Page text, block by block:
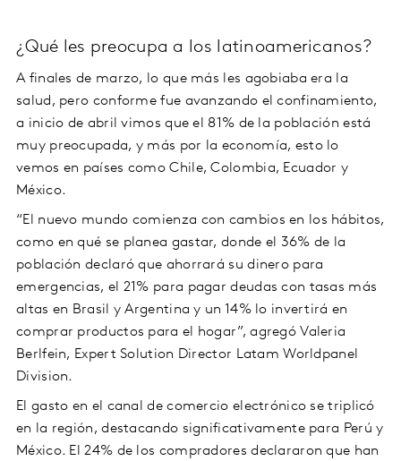
¿Qué les preocupa a los latinoamericanos?
A finales de marzo, lo que más les agobiaba era la
salud, pero conforme fue avanzando el confinamiento,
a inicio de abril vimos que el 81% de la población está
muy preocupada, y más por la economía, esto lo
vemos en países como Chile, Colombia, Ecuador y
México.
“El nuevo mundo comienza con cambios en los hábitos,
como en qué se planea gastar, donde el 36% de la
población declaró que ahorrará su dinero para
emergencias, el 21% para pagar deudas con tasas más
altas en Brasil y Argentina y un 14% lo invertirá en
comprar productos para el hogar”, agregó Valeria
Berlfein, Expert Solution Director Latam Worldpanel
Division.
El gasto en el canal de comercio electrónico se triplicó
en la región, destacando significativamente para Perú y
México. El 24% de los compradores declararon que han